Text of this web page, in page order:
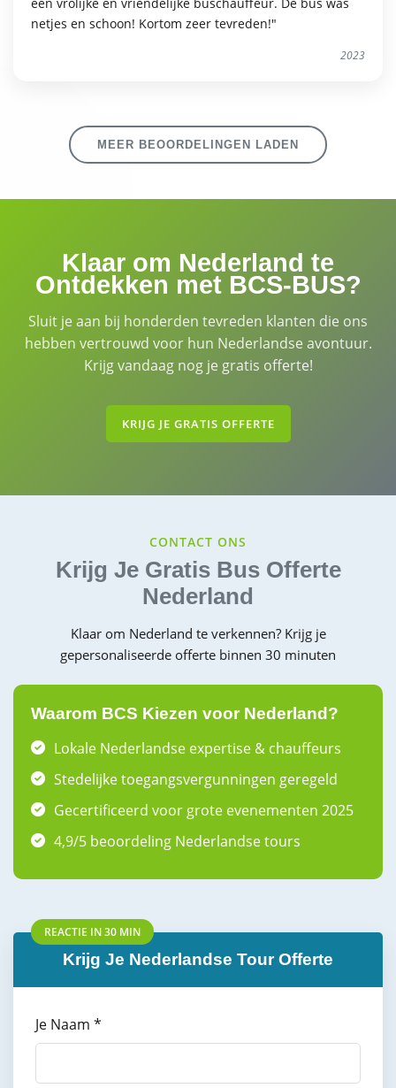
netjes en schoon! Kortom zeer tevreden!"
2023
MEER BEOORDELINGEN LADEN
Klaar om Nederland te
Ontdekken met BCS-BUS?
Sluit je aan bij honderden tevreden klanten die ons
hebben vertrouwd voor hun Nederlandse avontuur.
Krijg vandaag nog je gratis offerte!
KRIJG JE GRATIS OFFERTE
CONTACT ONS
Krijg Je Gratis Bus Offerte
Nederland
Klaar om Nederland te verkennen? Krijg je
gepersonaliseerde offerte binnen 30 minuten
Waarom BCS Kiezen voor Nederland?
Lokale Nederlandse expertise & chauffeurs
Stedelijke toegangsvergunningen geregeld
Gecertificeerd voor grote evenementen 2025
4,9/5 beoordeling Nederlandse tours
REACTIE IN 30 MIN
Krijg Je Nederlandse Tour Offerte
Je Naam *